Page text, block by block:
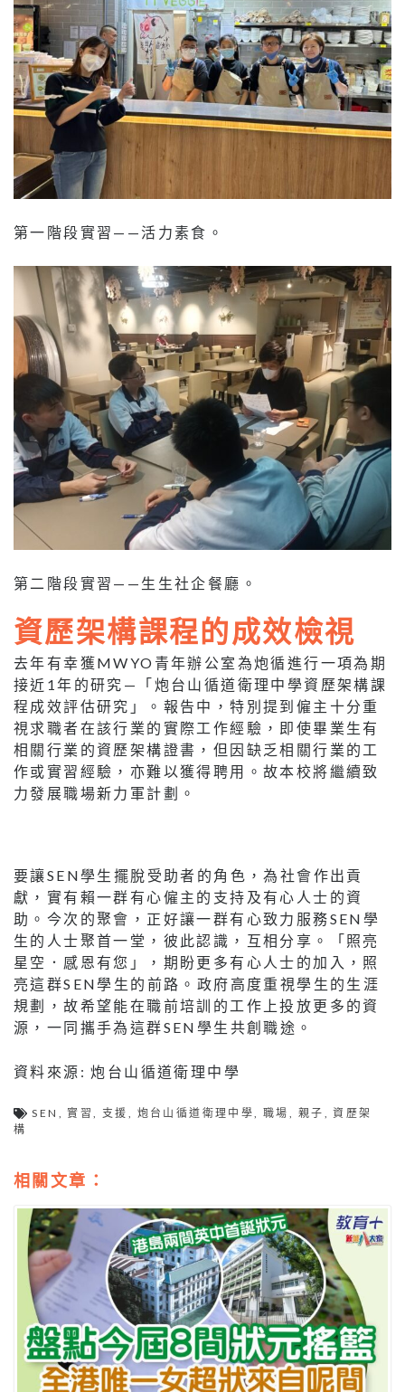
第一階段實習——活力素食。
第二階段實習——生生社企餐廳。
資歷架構課程的成效檢視
去年有幸獲MWYO青年辦公室為炮循進行一項為期
接近1年的研究—「炮台山循道衛理中學資歷架構課
程成效評估研究」。報告中，特別提到僱主十分重
視求職者在該行業的實際工作經驗，即使畢業生有
相關行業的資歷架構證書，但因缺乏相關行業的工
作或實習經驗，亦難以獲得聘用。故本校將繼續致
力發展職場新力軍計劃。
要讓SEN學生擺脫受助者的角色，為社會作出貢
獻，實有賴一群有心僱主的支持及有心人士的資
助。今次的聚會，正好讓一群有心致力服務SEN學
生的人士聚首一堂，彼此認識，互相分享。「照亮
星空．感恩有您」，期盼更多有心人士的加入，照
亮這群SEN學生的前路。政府高度重視學生的生涯
規劃，故希望能在職前培訓的工作上投放更多的資
源，一同攜手為這群SEN學生共創職途。
資料來源: 炮台山循道衛理中學
SEN ,實習 支援 炮台山循道衛理中學 ,職場 親子 ,資歷架
構
相關文章：